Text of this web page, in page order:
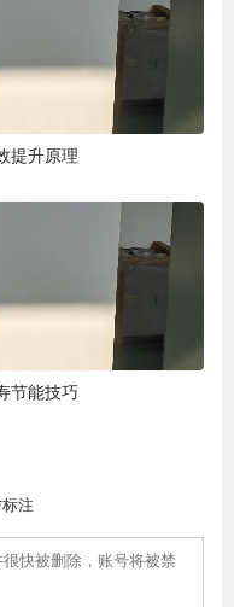
提升原理
节能技巧
注